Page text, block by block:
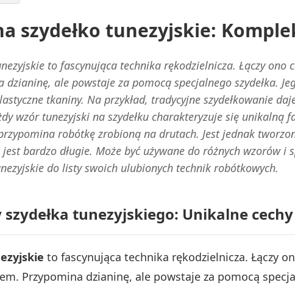
szydełko tunezyjskie:
to fascynująca technika rękodzielnicza. Łączy
dzianinę, ale powstaje za pomocą specjalnego szydełka.
tkaniny. Na przykład, tradycyjne szydełkowanie
wzór tunezyjski na szydełku charakteryzuje się
robótkę zrobioną na drutach. Jest jednak
bardzo długie. Może być używane do różnych wzorów
do listy swoich ulubionych technik robótkowych.
szydełka tunezyjskiego: Unikalne
to fascynująca technika rękodzielnicza. Łączy
Przypomina dzianinę, ale powstaje za pomocą